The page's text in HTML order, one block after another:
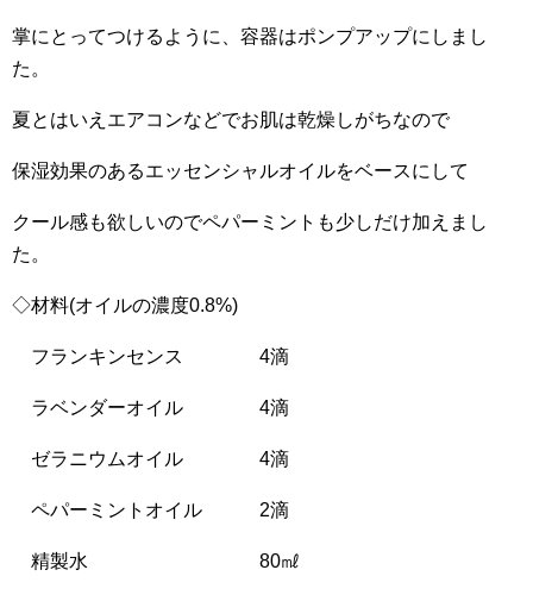
掌にとってつけるように、容器はポンプアップにしまし
た。
夏とはいえエアコンなどでお肌は乾燥しがちなので
保湿効果のあるエッセンシャルオイルをベースにして
クール感も欲しいのでペパーミントも少しだけ加えまし
た。
◇材料(オイルの濃度0.8%)
フランキンセンス 4滴
ラベンダーオイル 4滴
ゼラニウムオイル 4滴
ペパーミントオイル 2滴
精製水 80㎖